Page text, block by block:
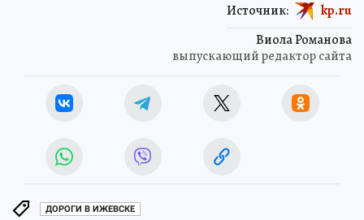
Виола Романова
выпускающий редактор сайта
Источник: kp.ru
ДОРОГИ В ИЖЕВСКЕ